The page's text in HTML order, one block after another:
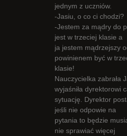
jednym z uczniów.
-Jasiu, o co ci chodzi?
-Jestem za mądry do
jest w trzeciej klasie a
ja jestem mądrzejszy
powinienem być w
klasie!
Nauczycielka zabrała
wyjaśniła dyrektorowi
sytuację. Dyrektor
jeśli nie odpowie na
pytania to będzie
nie sprawiać więcej